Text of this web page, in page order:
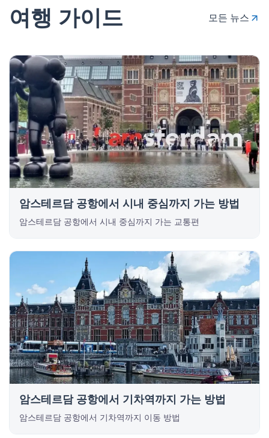
여행 가이드 모든 뉴스
암스테르담 공항에서 시내 중심까지 가는 방법
암스테르담 공항에서 시내 중심까지 가는 교통편
암스테르담 공항에서 기차역까지 가는 방법
암스테르담 공항에서 기차역까지 이동 방법